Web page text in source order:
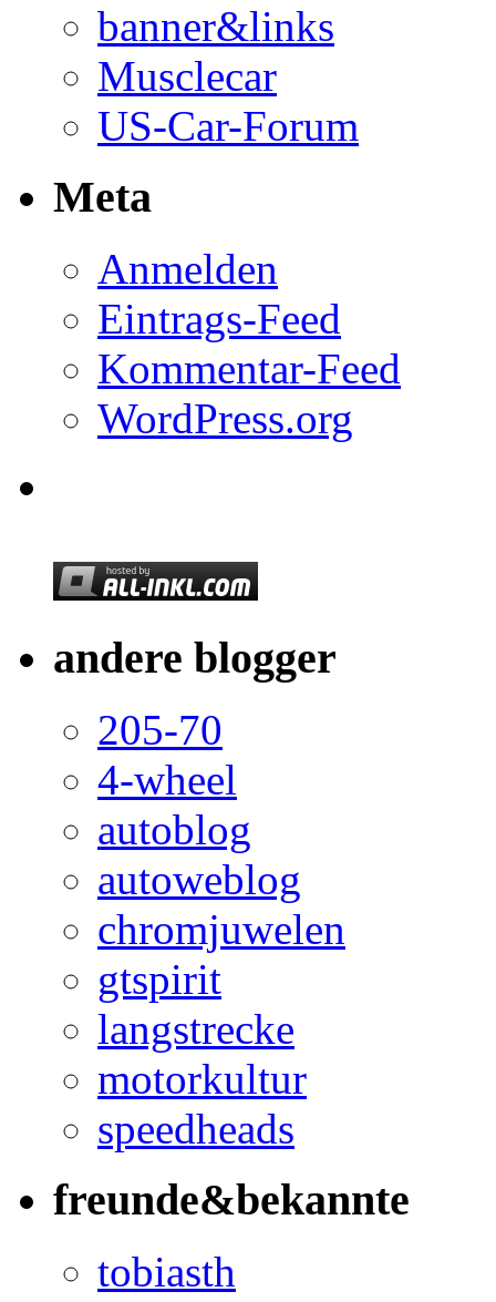
banner&links
Musclecar
US-Car-Forum
Meta
Anmelden
Eintrags-Feed
Kommentar-Feed
WordPress.org
andere blogger
205-70
4-wheel
autoblog
autoweblog
chromjuwelen
gtspirit
langstrecke
motorkultur
speedheads
freunde&bekannte
tobiasth